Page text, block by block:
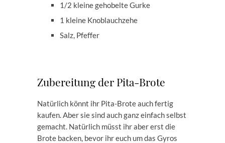
1/2 kleine gehobelte Gurke
1 kleine Knoblauchzehe
Salz, Pfeffer
Zubereitung der Pita-Brote
Natürlich könnt ihr Pita-Brote auch fertig
kaufen. Aber sie sind auch ganz einfach selbst
gemacht. Natürlich müsst ihr aber erst die
Brote backen, bevor ihr euch um das Gyros